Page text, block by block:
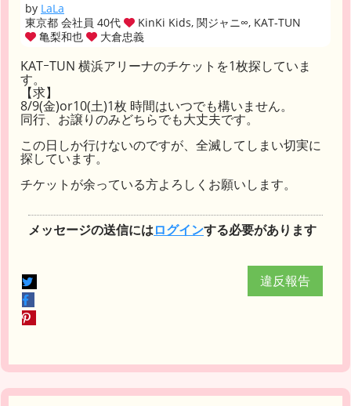
by LaLa
東京都 会社員 40代
KinKi Kids, 関ジャニ∞, KAT-TUN
亀梨和也
大倉忠義
KATｰTUN 横浜アリーナのチケットを1枚探していま
す。
【求】
8/9(金)or10(土)1枚 時間はいつでも構いません。
同行、お譲りのみどちらでも大丈夫です。
この日しか行けないのですが、全滅してしまい切実に
探しています。
チケットが余っている方よろしくお願いします。
メッセージの送信にはログインする必要があります
違反報告